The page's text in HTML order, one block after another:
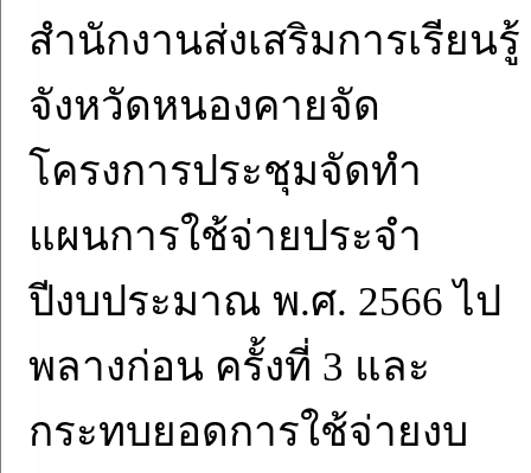
สำนักงานส่งเสริมการเรียนรู้
จังหวัดหนองคายจัด
โครงการประชุมจัดทำ
แผนการใช้จ่ายประจำ
ปีงบประมาณ พ.ศ. 2566 ไป
พลางก่อน ครั้งที่ 3 และ
กระทบยอดการใช้จ่ายงบ